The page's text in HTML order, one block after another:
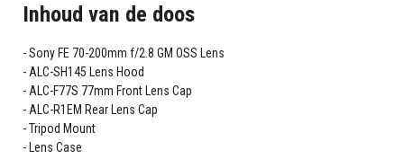
Inhoud van de doos
Sony FE 70-200mm f/2.8 GM OSS Lens
ALC-SH145 Lens Hood
ALC-F77S 77mm Front Lens Cap
ALC-R1EM Rear Lens Cap
Tripod Mount
Lens Case